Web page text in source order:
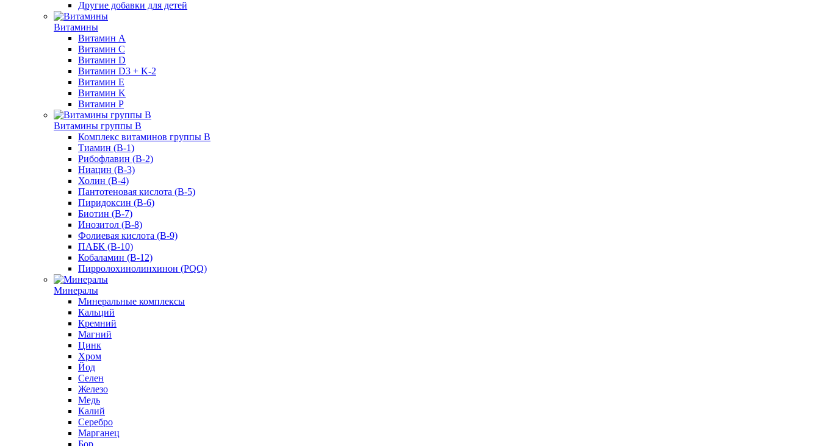
Другие добавки для детей
Витамины
Витамин А
Витамин С
Витамин D
Витамин D3 + K-2
Витамин Е
Витамин K
Витамин P
Витамины группы B
Комплекс витаминов группы В
Тиамин (В-1)
Рибофлавин (В-2)
Ниацин (B-3)
Холин (В-4)
Пантотеновая кислота (B-5)
Пиридоксин (B-6)
Биотин (B-7)
Инозитол (B-8)
Фолиевая кислота (B-9)
ПАБК (В-10)
Кобаламин (B-12)
Пирролохинолинхинон (PQQ)
Минералы
Минеральные комплексы
Кальций
Кремний
Магний
Цинк
Хром
Йод
Селен
Железо
Медь
Калий
Серебро
Марганец
Бор